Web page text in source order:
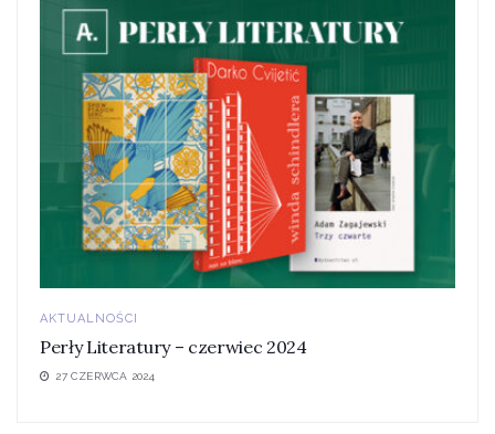
AKTUALNOŚCI
Perły Literatury – czerwiec 2024
27 CZERWCA 2024